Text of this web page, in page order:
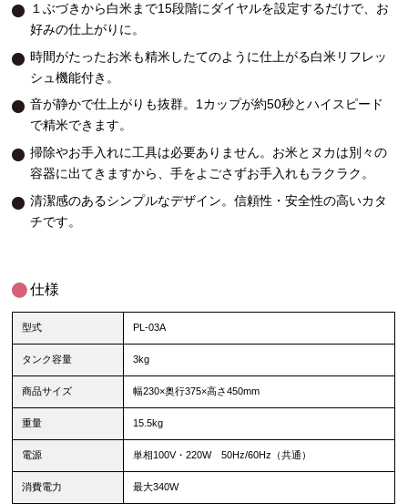
１ぶづきから白米まで15段階にダイヤルを設定するだけで、お
好みの仕上がりに。
時間がたったお米も精米したてのように仕上がる白米リフレッ
シュ機能付き。
音が静かで仕上がりも抜群。1カップが約50秒とハイスピード
で精米できます。
掃除やお手入れに工具は必要ありません。お米とヌカは別々の
容器に出てきますから、手をよごさずお手入れもラクラク。
清潔感のあるシンプルなデザイン。信頼性・安全性の高いカタ
チです。
仕様
型式 PL-03A
タンク容量 3kg
商品サイズ 幅230×奥行375×高さ450mm
重量 15.5kg
電源 単相100V・220W 50Hz/60Hz（共通）
消費電力 最大340W